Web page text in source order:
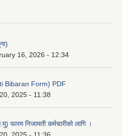
16, 2026 - 12:34
Bibaran Form) PDF
2025 - 11:38
फारम निजामती कर्मचारीको लागि ।